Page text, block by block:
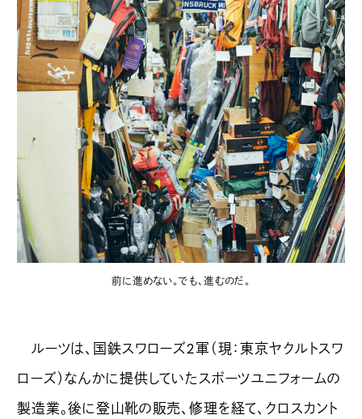
前に進めない。でも、進むのだ。
ルーツは、国鉄スワローズ2軍（現：東京ヤクルトスワ
ローズ）なんかに提供していたスポーツユニフォームの
製造業。後に登山靴の販売、修理を経て、クロスカント